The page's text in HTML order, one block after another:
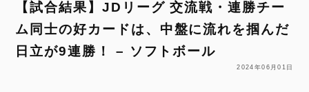
【試合結果】JDリーグ 交流戦・連勝チー
ム同士の好カードは、中盤に流れを掴んだ
日立が9連勝！ – ソフトボール
2024年06月01日